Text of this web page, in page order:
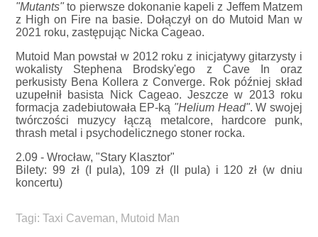
"Mutants"to pierwsze dokonanie kapeli z Jeffem Matzem
z High on Fire na basie. Dołączył on do Mutoid Man w
2021 roku, zastępując Nicka Cageao.
Mutoid Man powstał w 2012 roku z inicjatywy gitarzysty i
wokalisty Stephena Brodsky'ego z Cave In oraz
perkusisty Bena Kollera z Converge. Rok później skład
uzupełnił basista Nick Cageao. Jeszcze w 2013 roku
formacja zadebiutowała EP-ką "Helium Head". W swojej
twórczości muzycy łączą metalcore, hardcore punk,
thrash metal i psychodelicznego stoner rocka.
2.09 - Wrocław, "Stary Klasztor"
Bilety: 99 zł (I pula), 109 zł (II pula) i 120 zł (w dniu
koncertu)
Tagi:Taxi Caveman, Mutoid Man